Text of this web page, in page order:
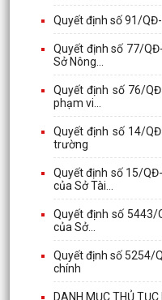
Quyết định số 91/
Quyết định số 77/
Sở Nông...
Quyết định số 76/
phạm vi...
Quyết định số 14/
trường
Quyết định số 15/
của Sở Tài...
Quyết định số 5443/
của Sở...
Quyết định số 5254/
chính
DANH MỤC THỦ TỤC